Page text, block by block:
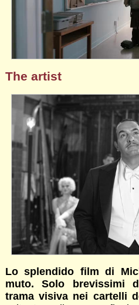
The artist
Lo splendido film di
muto. Solo brevissimi
trama visiva nei cartelli